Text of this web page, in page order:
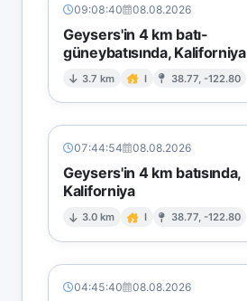
09:08:40 08.08.2026
Geysers'in 4 km batı-
güneybatısında, Kaliforniya
3.7 km I 38.77, -122.80
07:44:54 08.08.2026
Geysers'in 4 km batısında,
Kaliforniya
3.0 km I 38.77, -122.80
04:45:40 08.08.2026